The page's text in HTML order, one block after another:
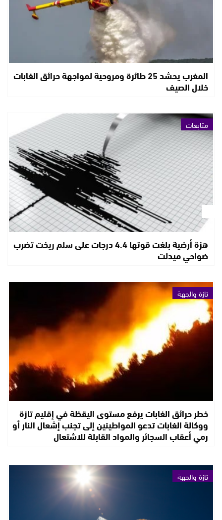
المغرب يحشد 25 طائرة ومروحية لمواجهة حرائق الغابات
خلال الصيف
متابعات
هزة أرضية بلغت قوتها 4.4 درجات على سلم ريخت تضرب
ضواحي ميدلت
تازة والجهة
خطر حرائق الغابات يرفع مستوى اليقظة في إقليم تازة
ووكالة الغابات تدعو المواطينين إلى تجنب إشعال النار أو
رمي أعقاب السجائر والمواد القابلة للاشتعال
تازة والجهة